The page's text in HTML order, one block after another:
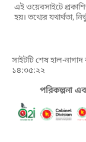
এই ওয়েবসাইটে
হয়। তথ্যের যথার্থতা,
সাইটটি শেষ হাল-
১৪:৩৫:২২
পরিকল্পনা